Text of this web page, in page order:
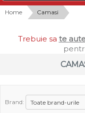
FEMEI
INCALTAMINTE DAMA
COLECTIA NOUA
Home Camasi
Trebuie sa te
Brand: